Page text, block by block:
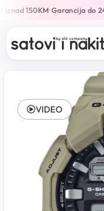
150KM•Garancija do 24
VIDEO